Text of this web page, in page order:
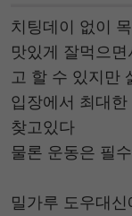
치팅데이 없이
맛있게 잘먹으
고 할 수 있지만
입장에서 최대
찾고있다
물론 운동은 필
밀가루 도우대